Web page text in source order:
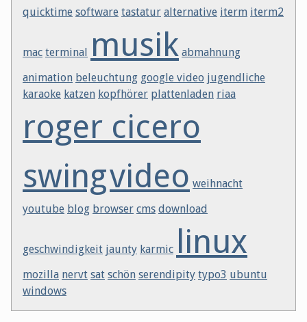
quicktime software tastatur alternative iterm iterm2
mac terminal musik abmahnung
animation beleuchtung google video jugendliche
karaoke katzen kopfhörer plattenladen riaa
roger cicero
swingvideo weihnacht
youtube blog browser cms download
geschwindigkeit jaunty karmic linux
mozilla nervt sat schön serendipity typo3 ubuntu
windows